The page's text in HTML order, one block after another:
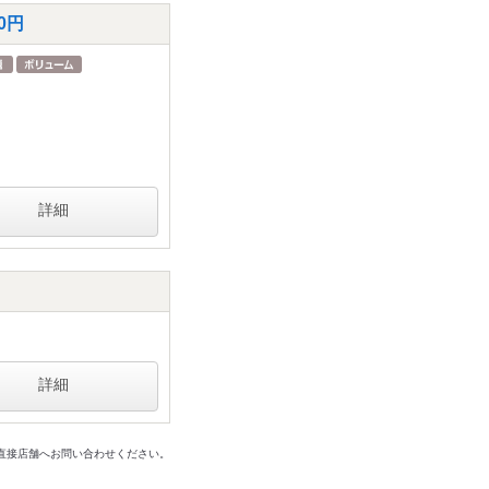
円
詳細
詳細
店舗へお問い合わせください。